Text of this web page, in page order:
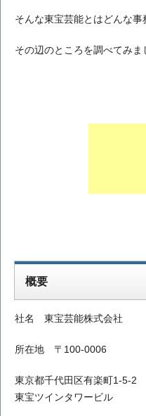
そんな東宝芸能とはどんな事
その辺のところを調べてみま
概要
社名 東宝芸能株式会社
所在地 〒100-0006
東京都千代田区有楽町1-5-2
東宝ツインタワービル